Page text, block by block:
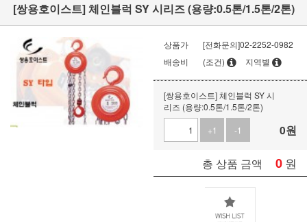
[쌍용호이스트] 체인블럭 SY 시리즈 (용량:0.5톤/1.5톤/2톤)
상품가
[전화문의]02-2252-0982
배송비
(조건) 지역별
[쌍용호이스트] 체인블럭 SY 시
리즈 (용량:0.5톤/1.5톤/2톤)
+1
-1 0원
총 상품 금액 0 원